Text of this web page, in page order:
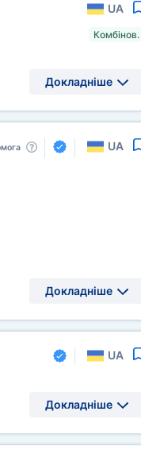
UA
Комбінов.
Докладніше
UA
Докладніше
UA
Докладніше